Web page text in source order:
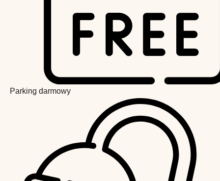
Parking darmowy